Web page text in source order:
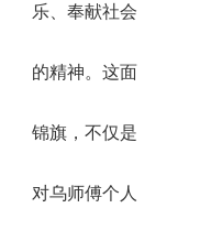
乐、奉献社会
的精神。这面
锦旗，不仅是
对乌师傅个人